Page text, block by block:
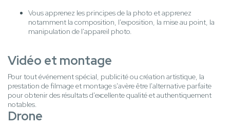
Vous apprenez les principes de la photo et apprenez
notamment la composition, l'exposition, la mise au point, la
manipulation de l'appareil photo.
Vidéo et montage
Pour tout événement spécial, publicité ou création artistique, la
prestation de filmage et montage s'avère être l'alternative parfaite
pour obtenir des résultats d'excellente qualité et authentiquement
notables.
Drone